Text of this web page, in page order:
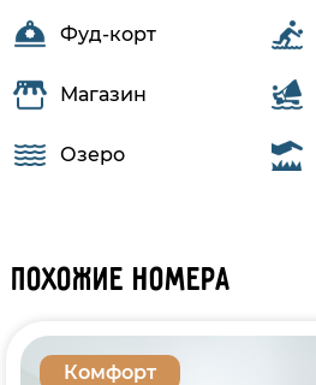
Фуд-корт
Магазин
Озеро
Похожие номера
Комфорт